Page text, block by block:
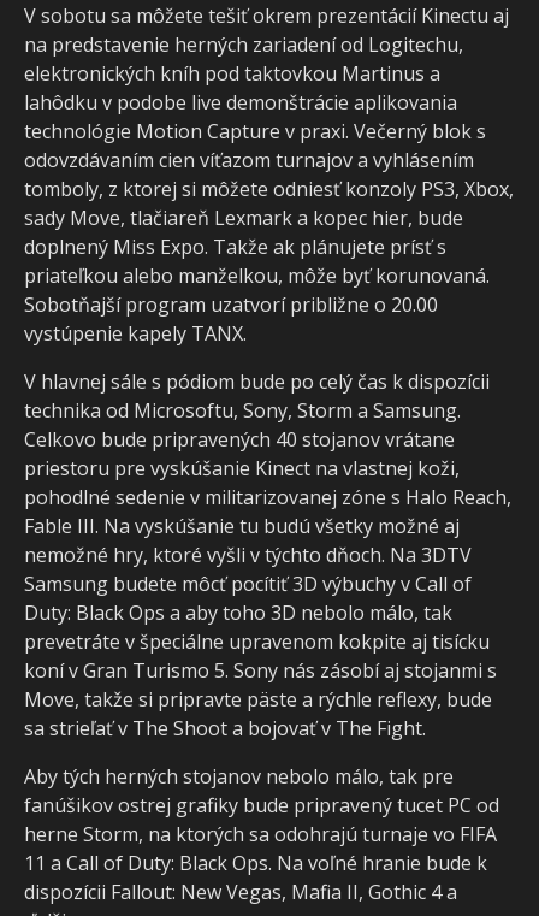
V sobotu sa môžete tešiť okrem prezentácií Kinectu aj
na predstavenie herných zariadení od Logitechu,
elektronických kníh pod taktovkou Martinus a
lahôdku v podobe live demonštrácie aplikovania
technológie Motion Capture v praxi. Večerný blok s
odovzdávaním cien víťazom turnajov a vyhlásením
tomboly, z ktorej si môžete odniesť konzoly PS3, Xbox,
sady Move, tlačiareň Lexmark a kopec hier, bude
doplnený Miss Expo. Takže ak plánujete prísť s
priateľkou alebo manželkou, môže byť korunovaná.
Sobotňajší program uzatvorí približne o 20.00
vystúpenie kapely TANX.
V hlavnej sále s pódiom bude po celý čas k dispozícii
technika od Microsoftu, Sony, Storm a Samsung.
Celkovo bude pripravených 40 stojanov vrátane
priestoru pre vyskúšanie Kinect na vlastnej koži,
pohodlné sedenie v militarizovanej zóne s Halo Reach,
Fable III. Na vyskúšanie tu budú všetky možné aj
nemožné hry, ktoré vyšli v týchto dňoch. Na 3DTV
Samsung budete môcť pocítiť 3D výbuchy v Call of
Duty: Black Ops a aby toho 3D nebolo málo, tak
prevetráte v špeciálne upravenom kokpite aj tisícku
koní v Gran Turismo 5. Sony nás zásobí aj stojanmi s
Move, takže si pripravte päste a rýchle reflexy, bude
sa strieľať v The Shoot a bojovať v The Fight.
Aby tých herných stojanov nebolo málo, tak pre
fanúšikov ostrej grafiky bude pripravený tucet PC od
herne Storm, na ktorých sa odohrajú turnaje vo FIFA
11 a Call of Duty: Black Ops. Na voľné hranie bude k
dispozícii Fallout: New Vegas, Mafia II, Gothic 4 a